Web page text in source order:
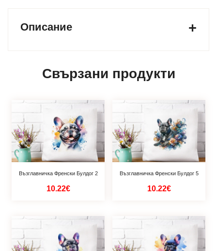
Описание
Свързани продукти
Възглавничка Френски Булдог 2
10.22€
Възглавничка Френски Булдог 5
10.22€